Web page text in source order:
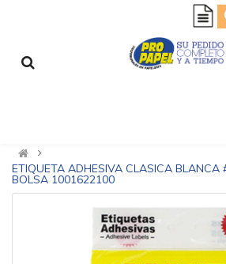
ETIQUETA ADHESIVA CLASICA BLANCA
BOLSA 1001622100